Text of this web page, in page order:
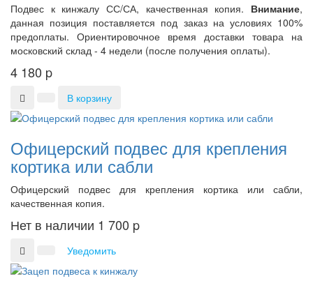
Подвес к кинжалу СС/СА, качественная копия. Внимание,
данная позиция поставляется под заказ на условиях 100%
предоплаты. Ориентировочное время доставки товара на
московский склад - 4 недели (после получения оплаты).
4 180 p
В корзину
Офицерский подвес для крепления
кортика или сабли
Офицерский подвес для крепления кортика или сабли,
качественная копия.
Нет в наличии 1 700 p
Уведомить